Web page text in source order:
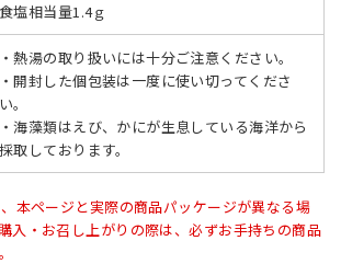
食塩相当量1.4ｇ
・熱湯の取り扱いには十分ご注意ください。
・開封した個包装は一度に使い切ってくださ
い。
・海藻類はえび、かにが生息している海洋から
採取しております。
本ページと実際の商品パッケージが異なる場
入・お召し上がりの際は、必ずお手持ちの商品